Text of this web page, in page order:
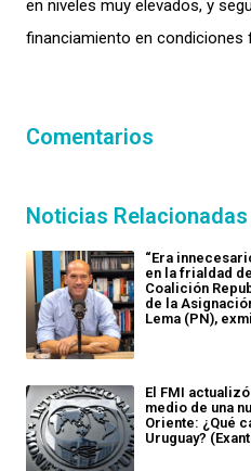
en niveles muy elevados, y
financiamiento en condiciones
Comentarios
Noticias Relacionadas
“Era
en la frialdad
Coalición
de la
Lema (PN),
El FMI
medio de una
Oriente: ¿Qué
Uruguay?